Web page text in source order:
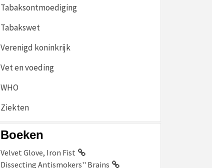
Tabaksontmoediging
Tabakswet
Verenigd koninkrijk
Vet en voeding
WHO
Ziekten
Boeken
Velvet Glove, Iron Fist
Dissecting Antismokers'' Brains